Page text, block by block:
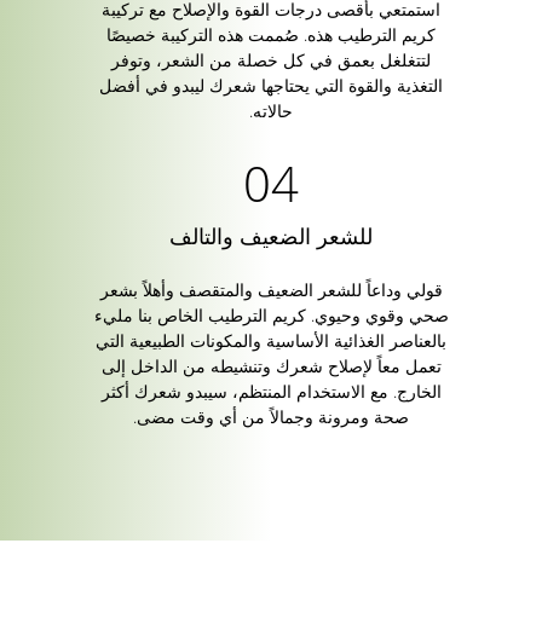
استمتعي بأقصى درجات القوة والإصلاح مع تركيبة
كريم الترطيب هذه. صُممت هذه التركيبة خصيصًا
لتتغلغل بعمق في كل خصلة من الشعر، وتوفر
التغذية والقوة التي يحتاجها شعرك ليبدو في أفضل
حالاته.
للشعر الضعيف والتالف
قولي وداعاً للشعر الضعيف والمتقصف وأهلاً بشعر
صحي وقوي وحيوي. كريم الترطيب الخاص بنا مليء
بالعناصر الغذائية الأساسية والمكونات الطبيعية التي
تعمل معاً لإصلاح شعرك وتنشيطه من الداخل إلى
الخارج. مع الاستخدام المنتظم، سيبدو شعرك أكثر
صحة ومرونة وجمالاً من أي وقت مضى.